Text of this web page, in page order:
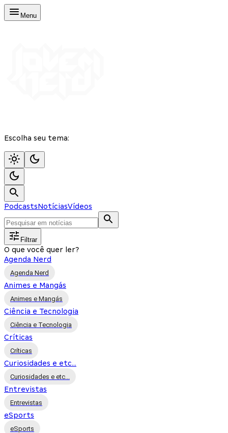
Menu
Escolha seu tema:
PodcastsNotíciasVídeos
Filtrar
O que você quer ler?
Agenda Nerd
Agenda Nerd
Animes e Mangás
Animes e Mangás
Ciência e Tecnologia
Ciência e Tecnologia
Críticas
Críticas
Curiosidades e etc...
Curiosidades e etc...
Entrevistas
Entrevistas
eSports
eSports